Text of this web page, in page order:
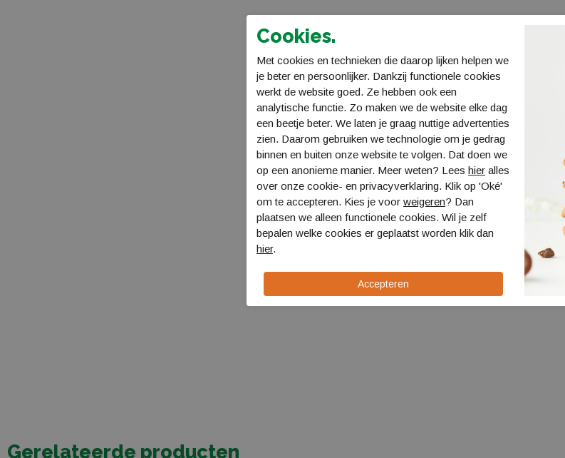
Gerelateerde producten
Cookies.
Met cookies en technieken die daarop lijken helpen we
je beter en persoonlijker. Dankzij functionele cookies
werkt de website goed. Ze hebben ook een
analytische functie. Zo maken we de website elke dag
een beetje beter. We laten je graag nuttige advertenties
zien. Daarom gebruiken we technologie om je gedrag
binnen en buiten onze website te volgen. Dat doen we
op een anonieme manier. Meer weten? Lees hier alles
over onze cookie- en privacyverklaring. Klik op 'Oké'
om te accepteren. Kies je voor weigeren? Dan
plaatsen we alleen functionele cookies. Wil je zelf
bepalen welke cookies er geplaatst worden klik dan
hier.